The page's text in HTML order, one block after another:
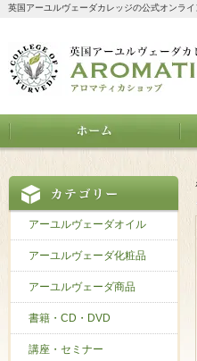
英国アーユルヴェーダカレッジの公式オンラ
アーユルヴェーダオイル
アーユルヴェーダ化粧品
アーユルヴェーダ商品
書籍・CD・DVD
講座・セミナー